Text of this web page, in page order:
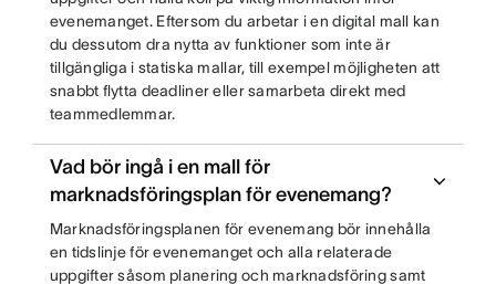
evenemanget. Eftersom du arbetar i en digital mall kan
du dessutom dra nytta av funktioner som inte är
tillgängliga i statiska mallar, till exempel möjligheten att
snabbt flytta deadliner eller samarbeta direkt med
teammedlemmar.
Vad bör ingå i en mall för
marknadsföringsplan för evenemang?
Marknadsföringsplanen för evenemang bör innehålla
en tidslinje för evenemanget och alla relaterade
uppgifter såsom planering och marknadsföring samt